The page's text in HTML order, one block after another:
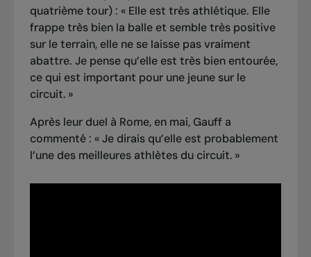
quatrième tour) : « Elle est très athlétique. Elle
frappe très bien la balle et semble très positive
sur le terrain, elle ne se laisse pas vraiment
abattre. Je pense qu’elle est très bien entourée,
ce qui est important pour une jeune sur le
circuit. »
Après leur duel à Rome, en mai, Gauff a
commenté : « Je dirais qu’elle est probablement
l’une des meilleures athlètes du circuit. »